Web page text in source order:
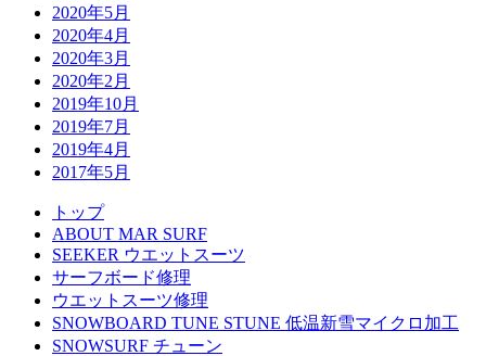
2020年5月
2020年4月
2020年3月
2020年2月
2019年10月
2019年7月
2019年4月
2017年5月
トップ
ABOUT MAR SURF
SEEKER ウエットスーツ
サーフボード修理
ウエットスーツ修理
SNOWBOARD TUNE STUNE 低温新雪マイクロ加工
SNOWSURF チューン